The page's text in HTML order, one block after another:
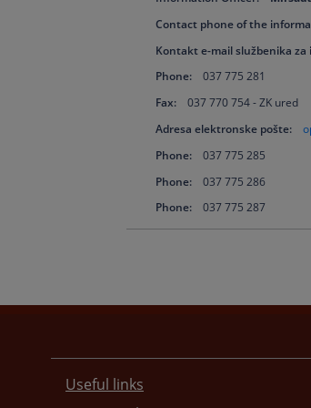
Contact phone of the
Kontakt e-mail službenika za
Phone:
037 775 281
Fax:
037 770 754 - ZK ured
Adresa elektronske pošte:
Phone:
037 775 285
Phone:
037 775 286
Phone:
037 775 287
Useful links